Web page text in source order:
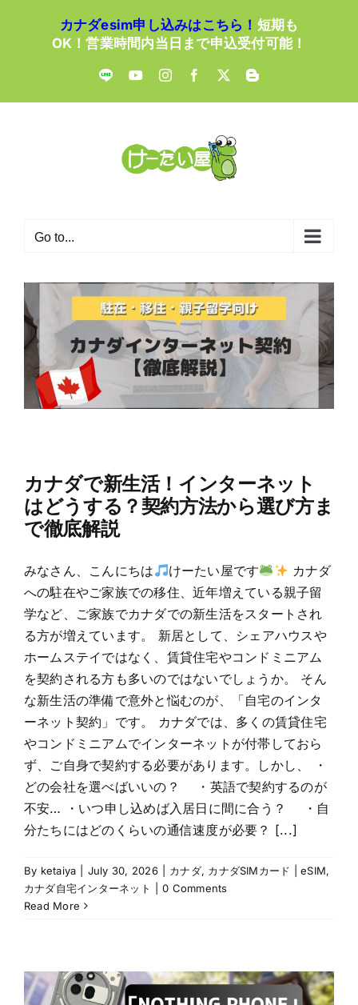
カナダesim申し込みはこちら！ 短期も
OK！営業時間内当日まで申込受付可能！
LINE YouTubeInstagramFacebook
X Blogger
Go to...
カナダで新生活！インターネット
はどうする？契約方法から選び方ま
で徹底解説
みなさん、こんにちは けーたい屋です
カナダ
への駐在やご家族での移住、近年増えている親子留
学など、ご家族でカナダでの新生活をスタートされ
る方が増えています。 新居として、シェアハウスや
ホームステイではなく、賃貸住宅やコンドミニアム
を契約される方も多いのではないでしょうか。 そん
な新生活の準備で意外と悩むのが、「自宅のインタ
ーネット契約」です。 カナダでは、多くの賃貸住宅
やコンドミニアムでインターネットが付帯しておら
ず、ご自身で契約する必要があります。しかし、 ・
どの会社を選べばいいの？ ・英語で契約するのが
不安… ・いつ申し込めば入居日に間に合う？ ・自
分たちにはどのくらいの通信速度が必要？ [...]
By ketaiya July 30, 2026 カナダ, カナダSIMカード | eSIM,
カナダ自宅インターネット
0 Comments
Read More